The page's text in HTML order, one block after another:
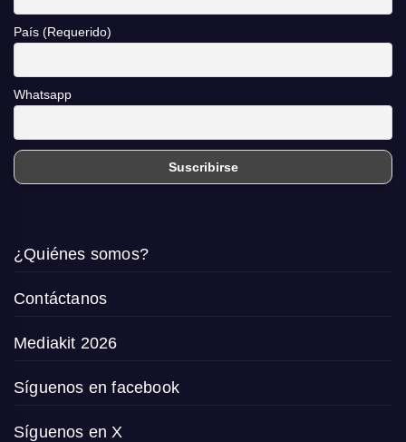
País (Requerido)
Whatsapp
¿Quiénes somos?
Contáctanos
Mediakit 2026
Síguenos en facebook
Síguenos en X